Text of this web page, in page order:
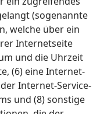
(sogenannte
welche über ein
Internetseite
und die Uhrzeit
(6) eine Internet-
Internet-Service-
und (8) sonstige